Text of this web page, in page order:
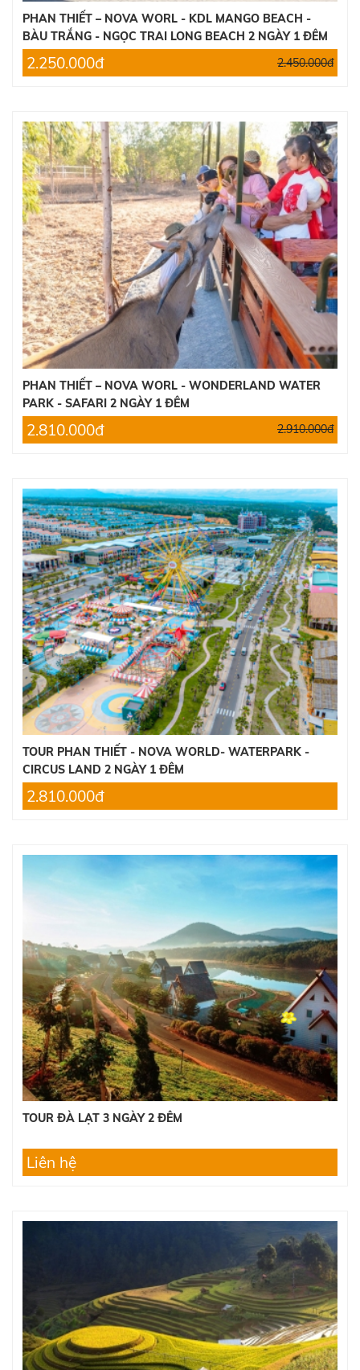
3.260.000đ
2.690.000đ
PHAN THIẾT – NOVA WORL - KDL MANGO BEACH -
BÀU TRẮNG - NGỌC TRAI LONG BEACH 2 NGÀY 1 ĐÊM
2.250.000đ 2.450.000đ
PHAN THIẾT – NOVA WORL - WONDERLAND WATER
PARK - SAFARI 2 NGÀY 1 ĐÊM
2.810.000đ 2.910.000đ
TOUR PHAN THIẾT - NOVA WORLD- WATERPARK -
CIRCUS LAND 2 NGÀY 1 ĐÊM
2.810.000đ
TOUR ĐÀ LẠT 3 NGÀY 2 ĐÊM
Liên hệ